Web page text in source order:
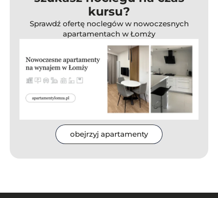
kursu?
Sprawdź ofertę noclegów w nowoczesnych
apartamentach w Łomży
obejrzyj apartamenty